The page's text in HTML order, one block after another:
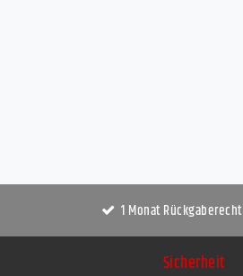
1 Monat Rückgaberecht
Sicherheit